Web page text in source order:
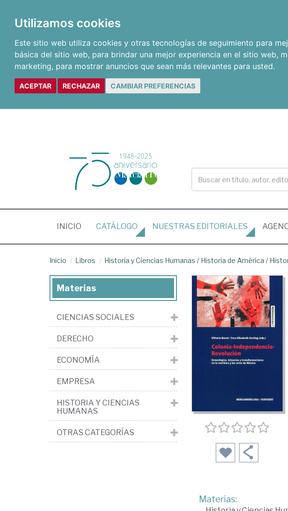
Utilizamos cookies
Este sitio web utiliza cookies y otras tecnologías de seguimiento para
básica del sitio web, para brindar una mejor experiencia en el sitio web,
marketing, para mostrar anuncios que sean más relevantes para usted.
ACEPTAR RECHAZAR CAMBIAR PREFERENCIAS
INICIO (CURRENT)
CATÁLOGO NUESTRAS EDITORIALES
Inicio Libros Historia y Ciencias Humanas / Historia de América /
Materias:
Materias
CIENCIAS SOCIALES
DERECHO
ECONOMÍA
EMPRESA
HISTORIA Y CIENCIAS
HUMANAS
OTRAS CATEGORÍAS